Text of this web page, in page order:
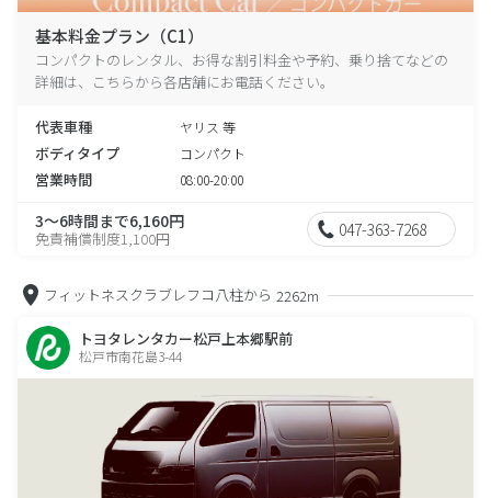
基本料金プラン（C1）
コンパクトのレンタル、お得な割引料金や予約、乗り捨てなどの
詳細は、こちらから各店舗にお電話ください。
代表車種 ヤリス 等
ボディタイプ コンパクト
営業時間 08:00-20:00
3～6時間まで6,160円
免責補償制度1,100円 047-363-7268
フィットネスクラブレフコ八柱から 2262m
トヨタレンタカー松戸上本郷駅前
松戸市南花島3-44